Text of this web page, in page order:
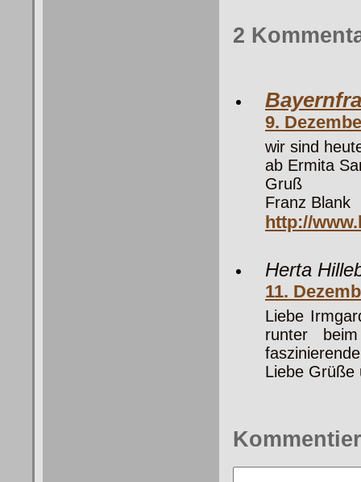
2
9.
wir sind
ab Ermita
Gruß
Franz Blank
http://
Herta
11.
Liebe
runter
Liebe Grüße